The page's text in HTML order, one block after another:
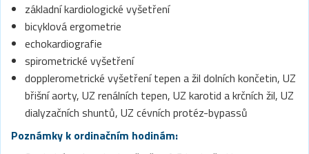
základní kardiologické vyšetření
bicyklová ergometrie
echokardiografie
spirometrické vyšetření
dopplerometrické vyšetření tepen a žil dolních končetin, UZ
břišní aorty, UZ renálních tepen, UZ karotid a krčních žil, UZ
dialyzačních shuntů, UZ cévních protéz-bypassů
Poznámky k ordinačním hodinám: